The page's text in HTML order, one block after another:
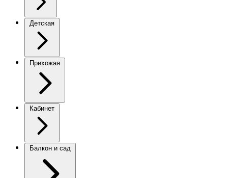
Детская
Прихожая
Кабинет
Балкон и сад